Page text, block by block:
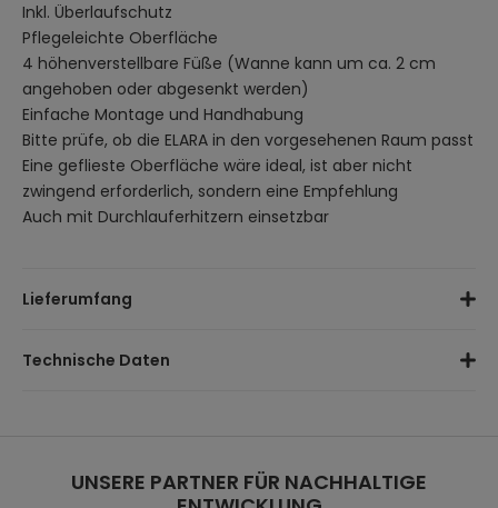
Inkl. Überlaufschutz
Pflegeleichte Oberfläche
4 höhenverstellbare Füße (Wanne kann um ca. 2 cm
angehoben oder abgesenkt werden)
Einfache Montage und Handhabung
Bitte prüfe, ob die ELARA in den vorgesehenen Raum passt
Eine geflieste Oberfläche wäre ideal, ist aber nicht
zwingend erforderlich, sondern eine Empfehlung
Auch mit Durchlauferhitzern einsetzbar
Lieferumfang
Duschabtrennung
Technische Daten
Material:Acryl
UNSERE PARTNER FÜR NACHHALTIGE